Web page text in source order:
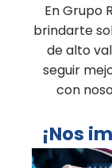
En Grupo
brindarte
de alto
seguir
con
¡Nos